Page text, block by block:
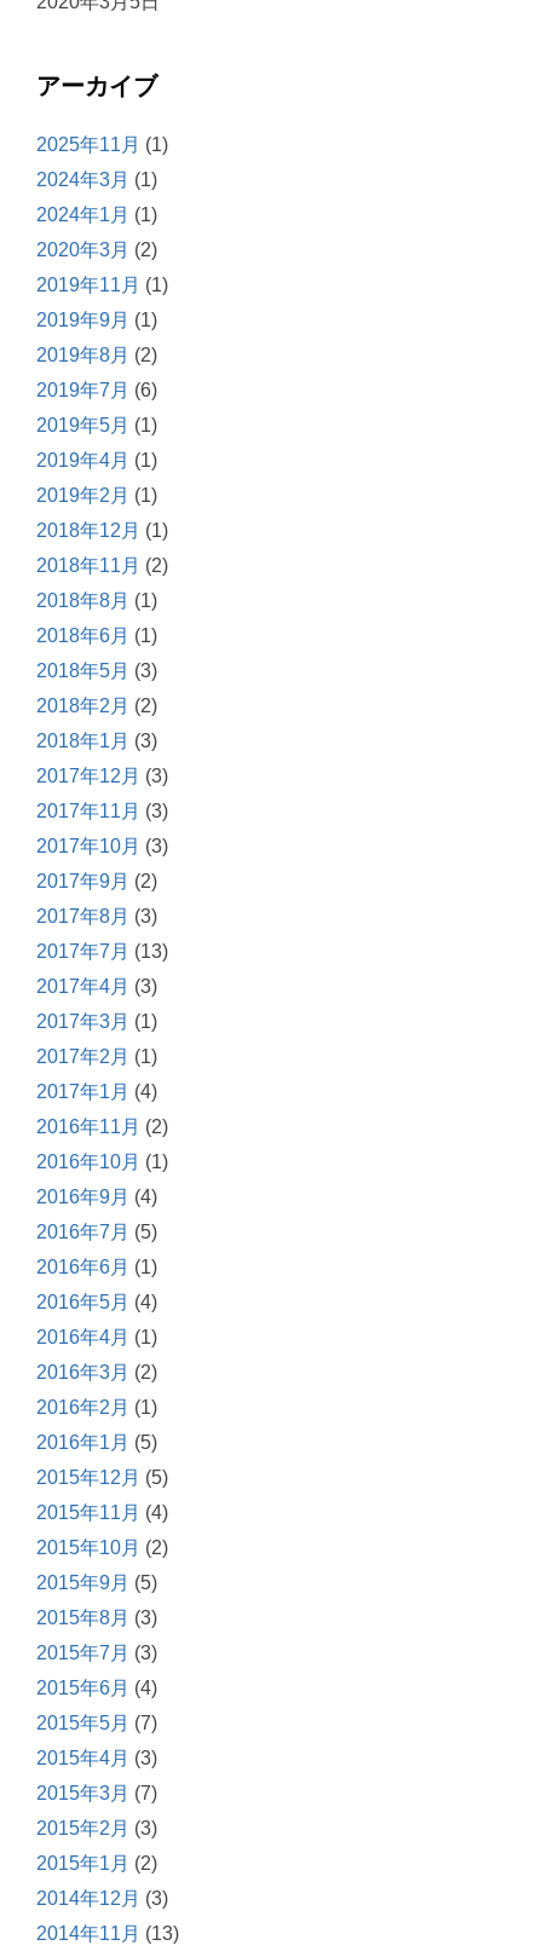
アーカイブ
2025年11月 (1)
2024年3月 (1)
2024年1月 (1)
2020年3月 (2)
2019年11月 (1)
2019年9月 (1)
2019年8月 (2)
2019年7月 (6)
2019年5月 (1)
2019年4月 (1)
2019年2月 (1)
2018年12月 (1)
2018年11月 (2)
2018年8月 (1)
2018年6月 (1)
2018年5月 (3)
2018年2月 (2)
2018年1月 (3)
2017年12月 (3)
2017年11月 (3)
2017年10月 (3)
2017年9月 (2)
2017年8月 (3)
2017年7月 (13)
2017年4月 (3)
2017年3月 (1)
2017年2月 (1)
2017年1月 (4)
2016年11月 (2)
2016年10月 (1)
2016年9月 (4)
2016年7月 (5)
2016年6月 (1)
2016年5月 (4)
2016年4月 (1)
2016年3月 (2)
2016年2月 (1)
2016年1月 (5)
2015年12月 (5)
2015年11月 (4)
2015年10月 (2)
2015年9月 (5)
2015年8月 (3)
2015年7月 (3)
2015年6月 (4)
2015年5月 (7)
2015年4月 (3)
2015年3月 (7)
2015年2月 (3)
2015年1月 (2)
2014年12月 (3)
2014年11月 (13)